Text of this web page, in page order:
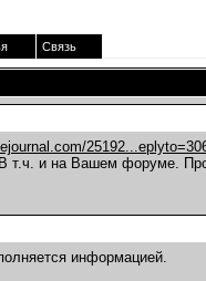
Связь
т.ч. и на Вашем форуме.
информацией.